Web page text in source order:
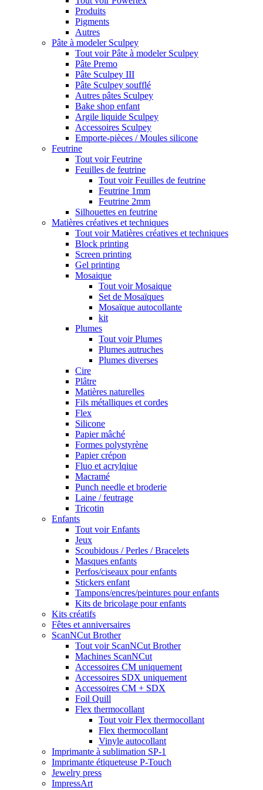
Produits
Pigments
Autres
Pâte à modeler Sculpey
Tout voir Pâte à modeler Sculpey
Pâte Premo
Pâte Sculpey III
Pâte Sculpey soufflé
Autres pâtes Sculpey
Bake shop enfant
Argile liquide Sculpey
Accessoires Sculpey
Emporte-pièces / Moules silicone
Feutrine
Tout voir Feutrine
Feuilles de feutrine
Tout voir Feuilles de feutrine
Feutrine 1mm
Feutrine 2mm
Silhouettes en feutrine
Matières créatives et techniques
Tout voir Matières créatives et techniques
Block printing
Screen printing
Gel printing
Mosaique
Tout voir Mosaique
Set de Mosaïques
Mosaïque autocollante
kit
Plumes
Tout voir Plumes
Plumes autruches
Plumes diverses
Cire
Plâtre
Matières naturelles
Fils métalliques et cordes
Flex
Silicone
Papier mâché
Formes polystyrène
Papier crépon
Fluo et acrylqiue
Macramé
Punch needle et broderie
Laine / feutrage
Tricotin
Enfants
Tout voir Enfants
Jeux
Scoubidous / Perles / Bracelets
Masques enfants
Perfos/ciseaux pour enfants
Stickers enfant
Tampons/encres/peintures pour enfants
Kits de bricolage pour enfants
Kits créatifs
Fêtes et anniversaires
ScanNCut Brother
Tout voir ScanNCut Brother
Machines ScanNCut
Accessoires CM uniquement
Accessoires SDX uniquement
Accessoires CM + SDX
Foil Quill
Flex thermocollant
Tout voir Flex thermocollant
Flex thermocollant
Vinyle autocollant
Imprimante à sublimation SP-1
Imprimante étiqueteuse P-Touch
Jewelry press
ImpressArt